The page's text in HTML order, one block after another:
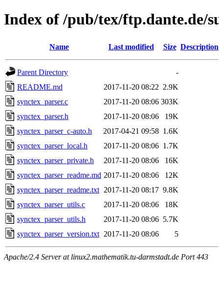
Index of /pub/tex/ftp.dante.de/
Name Last modified Size Description
Parent Directory
-
README.md
2017-11-20 08:22 2.9K
synctex_parser.c
2017-11-20 08:06 303K
synctex_parser.h
2017-11-20 08:06
19K
synctex_parser_c-auto.h
2017-04-21 09:58 1.6K
synctex_parser_local.h
2017-11-20 08:06 1.7K
synctex_parser_private.h
2017-11-20 08:06
16K
synctex_parser_readme.md 2017-11-20 08:06
12K
synctex_parser_readme.txt 2017-11-20 08:17 9.8K
synctex_parser_utils.c
2017-11-20 08:06
18K
synctex_parser_utils.h
2017-11-20 08:06 5.7K
synctex_parser_version.txt 2017-11-20 08:06 5
Apache/2.4 Server at linux2.mathematik.tu-darmstadt.de Port 443